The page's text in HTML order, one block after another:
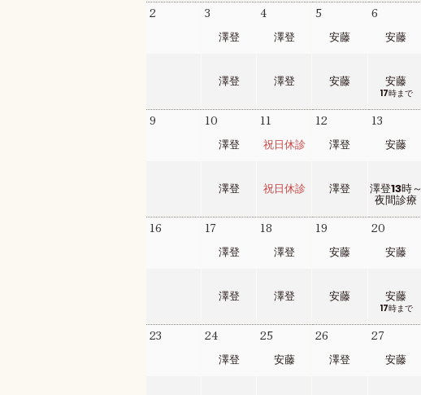
2 3 4 5 6
澤登 澤登 安藤 安藤
澤登 澤登 安藤 安藤
17時まで
9 10 11 12 13
澤登 祝日休診 澤登 安藤
澤登 祝日休診 澤登 澤登13時～
夜間診療
16 17 18 19 20
澤登 澤登 安藤 安藤
澤登 澤登 安藤 安藤
17時まで
23 24 25 26 27
澤登 安藤 澤登 安藤